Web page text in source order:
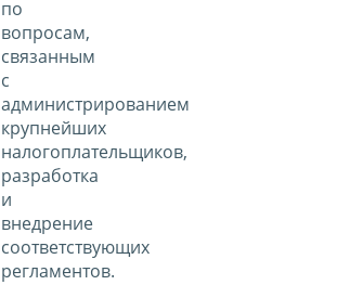
по
вопросам,
связанным
с
администрированием
крупнейших
налогоплательщиков,
разработка
и
внедрение
соответствующих
регламентов.